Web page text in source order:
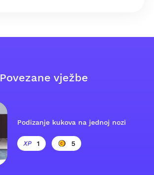
Povezane vježbe
Podizanje kukova na jednoj nozi
1 5